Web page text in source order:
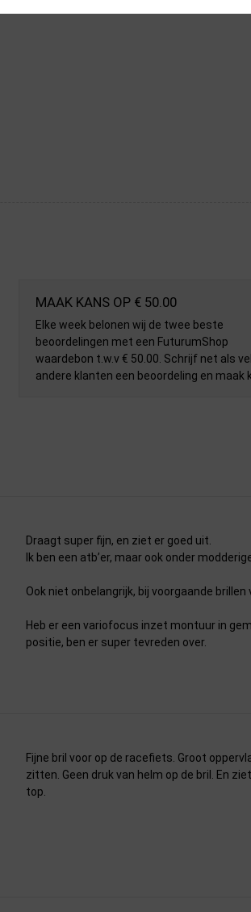
MAAK KANS OP € 50.00
Elke week belonen wij de twee beste
beoordelingen met een FuturumShop
waardebon t.w.v € 50.00. Schrijf net als
andere klanten een beoordeling en maak
Draagt super fijn, en ziet er goed uit.
Ik ben een atb’er, maar ook onder
Ook niet onbelangrijk, bij voorgaande
Heb er een variofocus inzet montuur in
positie, ben er super tevreden over.
Fijne bril voor op de racefiets. Groot
zitten. Geen druk van helm op de bril. En
top.